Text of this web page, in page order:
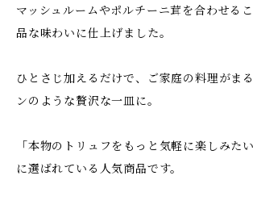
マッシュルームやポルチーニ茸を合わせる
品な味わいに仕上げました。
ひとさじ加えるだけで、ご家庭の料理がま
ンのような贅沢な一皿に。
「本物のトリュフをもっと気軽に楽しみた
に選ばれている人気商品です。